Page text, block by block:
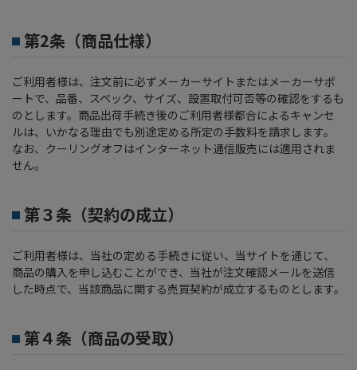
第2条（商品仕様）
ご利用者様は、注文前に必ずメーカーサイトまたはメーカーサポ
ートで、品番、スペック、サイズ、設置取付可否等の確認をするも
のとします。商品出荷手続き後のご利用者様都合によるキャンセ
ルは、いかなる理由でも別途定める所定の手数料を請求します。
なお、クーリングオフはインターネット通信販売には適用されま
せん。
第３条（契約の成立）
ご利用者様は、当社の定める手続きに従い、当サイトを通じて、
商品の購入を申し込むことができ、当社が注文確認メールを送信
した時点で、当該商品に関する売買契約が成立するものとします。
第４条（商品の受取）